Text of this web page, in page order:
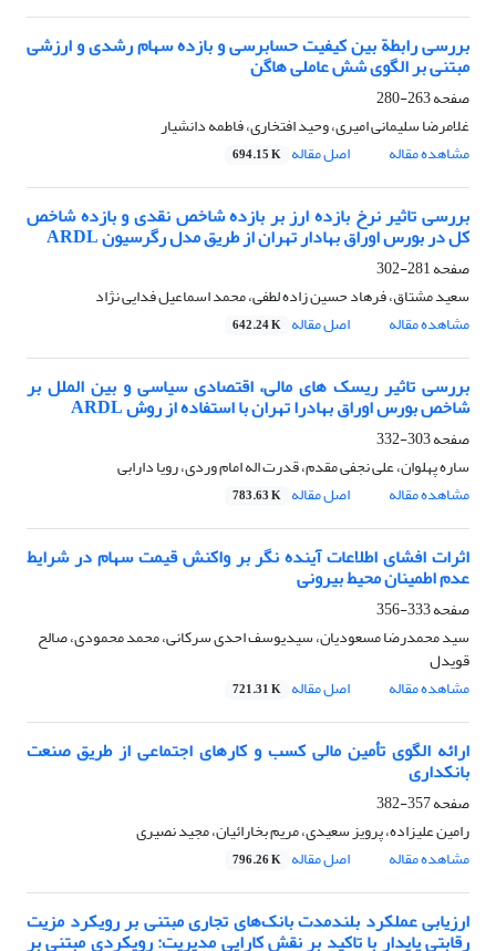
بررسی رابطة بین کیفیت حسابرسی و بازده سهام رشدی و ارزشی
مبتنی بر الگوی شش عاملی هاگن
صفحه263-280
غلامرضا سلیمانی امیری، وحید افتخاری، فاطمه دانشیار
مشاهده مقاله
اصل مقاله 694.15 K
بررسی تاثیر نرخ بازده ارز بر بازده شاخص نقدی و بازده شاخص
کل در بورس اوراق بهادار تهران از طریق مدل رگرسیون ARDL
صفحه281-302
سعید مشتاق، فرهاد حسین زاده لطفی، محمد اسماعیل فدایی نژاد
مشاهده مقاله
اصل مقاله 642.24 K
بررسی تاثیر ریسک های مالی، اقتصادی سیاسی و بین الملل بر
شاخص بورس اوراق بهادرا تهران با استفاده از روش ARDL
صفحه303-332
ساره پهلوان، علی نجفی مقدم، قدرت اله امام وردی، رویا دارابی
مشاهده مقاله
اصل مقاله 783.63 K
اثرات افشای اطلاعات آینده نگر بر واکنش قیمت سهام در شرایط
عدم اطمینان محیط بیرونی
صفحه333-356
سید محمدرضا مسعودیان، سیدیوسف احدی سرکانی، محمد محمودی، صالح
قویدل
مشاهده مقاله
اصل مقاله 721.31 K
ارائه الگوی تأمین مالی کسب و کارهای اجتماعی از طریق صنعت
بانکداری
صفحه357-382
رامین علیزاده، پرویز سعیدی، مریم بخارائیان، مجید نصیری
مشاهده مقاله
اصل مقاله 796.26 K
ارزیابی عملکرد بلندمدت بانک‌های تجاری مبتنی بر رویکرد مزیت
رقابتی پایدار با تاکید بر نقش کارایی مدیریت: رویکردی مبتنی بر